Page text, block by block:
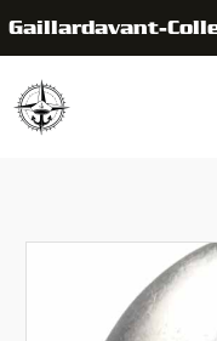
Gaillardavant-